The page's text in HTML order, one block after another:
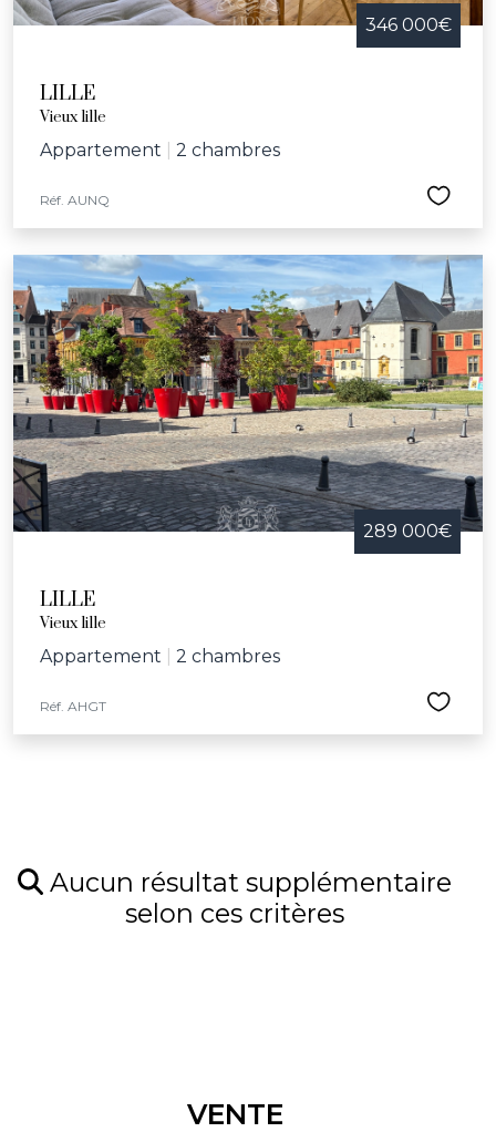
346 000€
LILLE
Vieux lille
Appartement 2 chambres
Réf. AUNQ
289 000€
LILLE
Vieux lille
Appartement 2 chambres
Réf. AHGT
Aucun résultat supplémentaire
selon ces critères
VENTE